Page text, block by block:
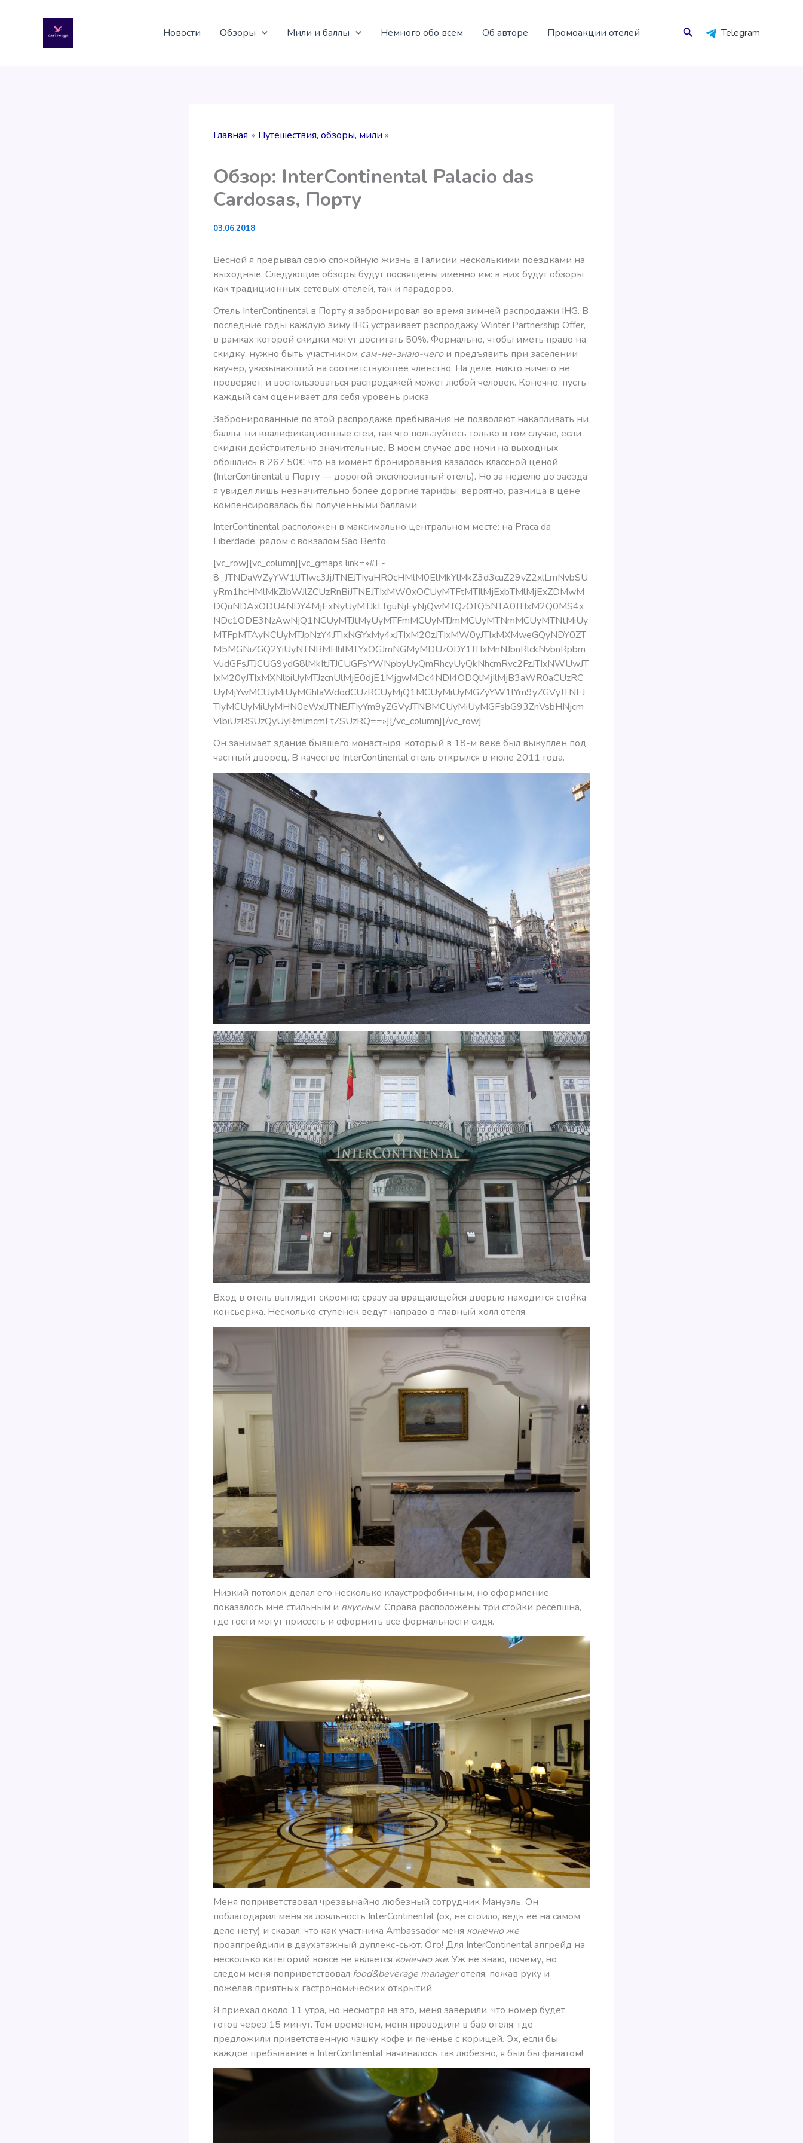
содержимому
Новости Обзоры Мили и баллы Немного обо всем Об авторе Промоакции отелей Поиск Telegram
Главная Путешествия, обзоры, мили
Обзор: InterContinental Palacio das
Cardosas, Порту
03.06.2018
Весной я прерывал свою спокойную жизнь в Галисии несколькими поездками на
выходные. Следующие обзоры будут посвящены именно им: в них будут обзоры
как традиционных сетевых отелей, так и парадоров.
Отель InterContinental в Порту я забронировал во время зимней распродажи IHG. В
последние годы каждую зиму IHG устраивает распродажу Winter Partnership Offer,
в рамках которой скидки могут достигать 50%. Формально, чтобы иметь право на
скидку, нужно быть участником сам-не-знаю-чегои предъявить при заселении
ваучер, указывающий на соответствующее членство. На деле, никто ничего не
проверяет, и воспользоваться распродажей может любой человек. Конечно, пусть
каждый сам оценивает для себя уровень риска.
Забронированные по этой распродаже пребывания не позволяют накапливать ни
баллы, ни квалификационные стеи, так что пользуйтесь только в том случае, если
скидки действительно значительные. В моем случае две ночи на выходных
обошлись в 267,50€, что на момент бронирования казалось классной ценой
(InterContinental в Порту — дорогой, эксклюзивный отель). Но за неделю до заезда
я увидел лишь незначительно более дорогие тарифы; вероятно, разница в цене
компенсировалась бы полученными баллами.
InterContinental расположен в максимально центральном месте: на Praca da
Liberdade, рядом с вокзалом Saо Bento.
[vc_row][vc_column][vc_gmaps link=»#E-
8_JTNDaWZyYW1lJTIwc3JjJTNEJTIyaHR0cHMlM0ElMkYlMkZ3d3cuZ29vZ2xlLmNvbSU
yRm1hcHMlMkZlbWJlZCUzRnBiJTNEJTIxMW0xOCUyMTFtMTIlMjExbTMlMjExZDMwM
DQuNDAxODU4NDY4MjExNyUyMTJkLTguNjEyNjQwMTQzOTQ5NTA0JTIxM2Q0MS4x
NDc1ODE3NzAwNjQ1NCUyMTJtMyUyMTFmMCUyMTJmMCUyMTNmMCUyMTNtMiUy
MTFpMTAyNCUyMTJpNzY4JTIxNGYxMy4xJTIxM20zJTIxMW0yJTIxMXMweGQyNDY0ZT
M5MGNiZGQ2YiUyNTNBMHhlMTYxOGJmNGMyMDUzODY1JTIxMnNJbnRlckNvbnRpbm
VudGFsJTJCUG9ydG8lMkItJTJCUGFsYWNpbyUyQmRhcyUyQkNhcmRvc2FzJTIxNWUwJT
IxM20yJTIxMXNlbiUyMTJzcnUlMjE0djE1MjgwMDc4NDI4ODQlMjIlMjB3aWR0aCUzRC
UyMjYwMCUyMiUyMGhlaWdodCUzRCUyMjQ1MCUyMiUyMGZyYW1lYm9yZGVyJTNEJ
TIyMCUyMiUyMHN0eWxlJTNEJTIyYm9yZGVyJTNBMCUyMiUyMGFsbG93ZnVsbHNjcm
VlbiUzRSUzQyUyRmlmcmFtZSUzRQ==»][/vc_column][/vc_row]
Он занимает здание бывшего монастыря, который в 18-м веке был выкуплен под
частный дворец. В качестве InterContinental отель открылся в июле 2011 года.
Вход в отель выглядит скромно; сразу за вращающейся дверью находится стойка
консьержа. Несколько ступенек ведут направо в главный холл отеля.
Низкий потолок делал его несколько клаустрофобичным, но оформление
показалось мне стильным и вкусным. Справа расположены три стойки ресепшна,
где гости могут присесть и оформить все формальности сидя.
Меня поприветствовал чрезвычайно любезный сотрудник Мануэль. Он
поблагодарил меня за лояльность InterContinental (ох, не стоило, ведь ее на самом
деле нету) и сказал, что как участника Ambassador меня конечно же
проапгрейдили в двухэтажный дуплекс-сьют. Ого! Для InterContinental апгрейд на
несколько категорий вовсе не является конечно же. Уж не знаю, почему, но
следом меня поприветствовал food&beverage managerотеля, пожав руку и
пожелав приятных гастрономических открытий.
Я приехал около 11 утра, но несмотря на это, меня заверили, что номер будет
готов через 15 минут. Тем временем, меня проводили в бар отеля, где
предложили приветственную чашку кофе и печенье с корицей. Эх, если бы
каждое пребывание в InterContinental начиналось так любезно, я был бы фанатом!